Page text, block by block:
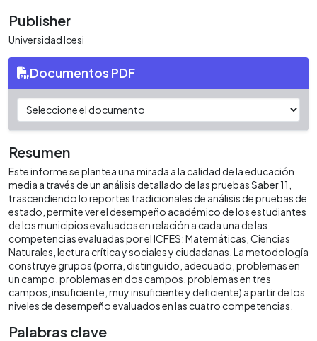
Publisher
Universidad Icesi
Documentos PDF
Resumen
Este informe se plantea una mirada a la calidad de la educación
media a través de un análisis detallado de las pruebas Saber 11,
trascendiendo lo reportes tradicionales de análisis de pruebas de
estado, permite ver el desempeño académico de los estudiantes
de los municipios evaluados en relación a cada una de las
competencias evaluadas por el ICFES: Matemáticas, Ciencias
Naturales, lectura crítica y sociales y ciudadanas. La metodología
construye grupos (porra, distinguido, adecuado, problemas en
un campo, problemas en dos campos, problemas en tres
campos, insuficiente, muy insuficiente y deficiente) a partir de los
niveles de desempeño evaluados en las cuatro competencias.
Palabras clave